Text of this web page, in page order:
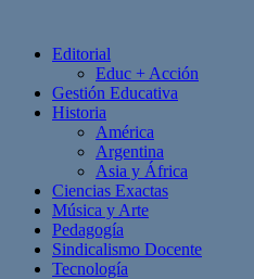
Editorial
Educ + Acción
Gestión Educativa
Historia
América
Argentina
Asia y África
Ciencias Exactas
Música y Arte
Pedagogía
Sindicalismo Docente
Tecnología